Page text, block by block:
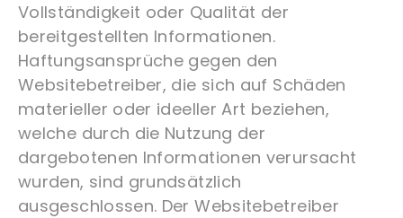
Vollständigkeit oder Qualität der
bereitgestellten Informationen.
Haftungsansprüche gegen den
Websitebetreiber, die sich auf Schäden
materieller oder ideeller Art beziehen,
welche durch die Nutzung der
dargebotenen Informationen verursacht
wurden, sind grundsätzlich
ausgeschlossen. Der Websitebetreiber